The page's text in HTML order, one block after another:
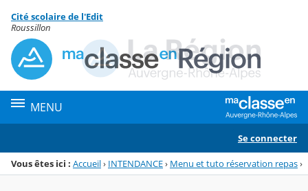
Menu de la rubrique
Contenu
Cité scolaire de l'Edit
Roussillon
MENU
Se connecter
Vous êtes ici : Accueil› INTENDANCE› Menu et tuto réservation repas›